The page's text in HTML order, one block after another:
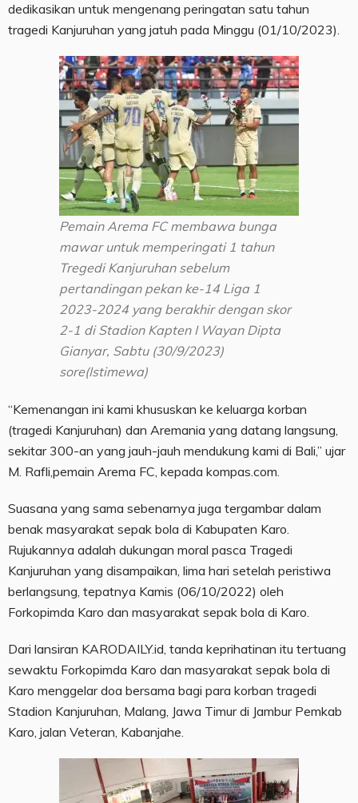
dedikasikan untuk mengenang peringatan satu tahun
tragedi Kanjuruhan yang jatuh pada Minggu (01/10/2023).
Pemain Arema FC membawa bunga
mawar untuk memperingati 1 tahun
Tregedi Kanjuruhan sebelum
pertandingan pekan ke-14 Liga 1
2023-2024 yang berakhir dengan skor
2-1 di Stadion Kapten I Wayan Dipta
Gianyar, Sabtu (30/9/2023)
sore(Istimewa)
“Kemenangan ini kami khususkan ke keluarga korban
(tragedi Kanjuruhan) dan Aremania yang datang langsung,
sekitar 300-an yang jauh-jauh mendukung kami di Bali,” ujar
M. Rafli,pemain Arema FC, kepada kompas.com.
Suasana yang sama sebenarnya juga tergambar dalam
benak masyarakat sepak bola di Kabupaten Karo.
Rujukannya adalah dukungan moral pasca Tragedi
Kanjuruhan yang disampaikan, lima hari setelah peristiwa
berlangsung, tepatnya Kamis (06/10/2022) oleh
Forkopimda Karo dan masyarakat sepak bola di Karo.
Dari lansiran KARODAILY.id, tanda keprihatinan itu tertuang
sewaktu Forkopimda Karo dan masyarakat sepak bola di
Karo menggelar doa bersama bagi para korban tragedi
Stadion Kanjuruhan, Malang, Jawa Timur di Jambur Pemkab
Karo, jalan Veteran, Kabanjahe.